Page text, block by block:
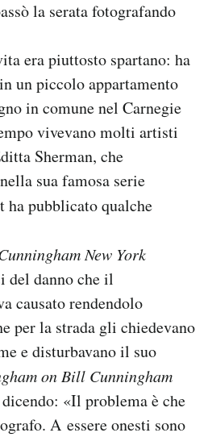
la serata fotografando
era piuttosto spartano: ha
un piccolo appartamento
in comune nel Carnegie
vivevano molti artisti
Sherman, che
sua famosa serie
ha pubblicato qualche
New York
del danno che il
causato rendendolo
per la strada gli chiedevano
e disturbavano il suo
on Bill Cunningham
«Il problema è che
A essere onesti sono